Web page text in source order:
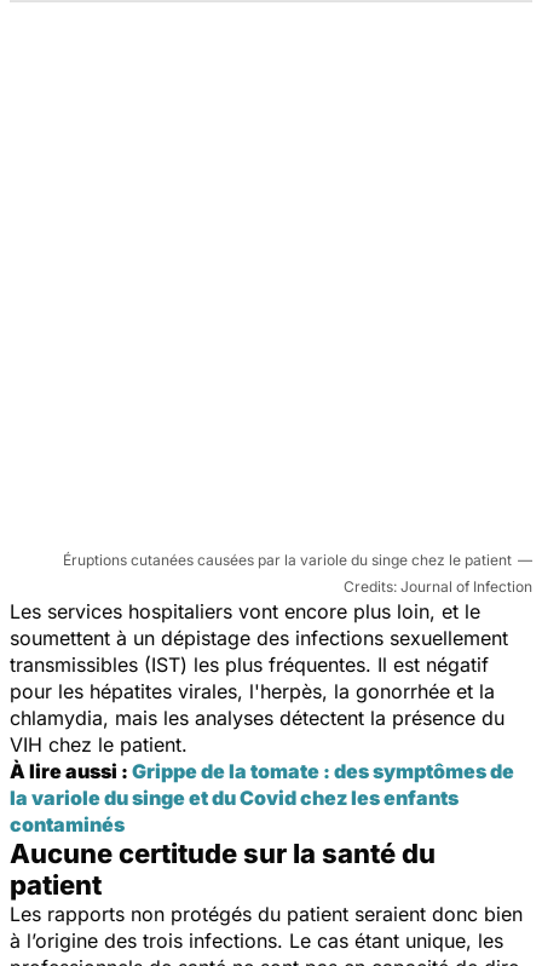
Éruptions cutanées causées par la variole du singe chez le patient
Journal of Infection
Les services hospitaliers vont encore plus loin, et le
soumettent à un dépistage des infections sexuellement
transmissibles (IST) les plus fréquentes. Il est négatif
pour les hépatites virales, l'herpès, la gonorrhée et la
chlamydia, mais les analyses détectent la présence du
VIH chez le patient.
À lire aussi : Grippe de la tomate : des symptômes de
la variole du singe et du Covid chez les enfants
contaminés
Aucune certitude sur la santé du
patient
Les rapports non protégés du patient seraient donc bien
à l’origine des trois infections. Le cas étant unique, les